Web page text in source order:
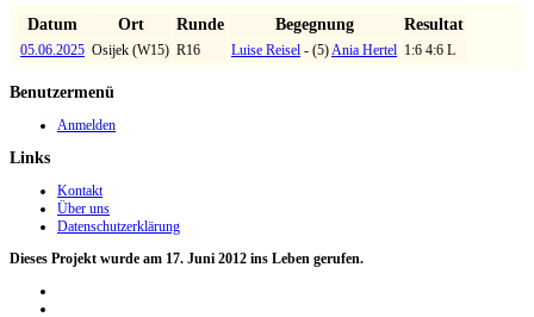
Datum Ort Runde Begegnung Resultat
05.06.2025 Osijek (W15) R16 Luise Reisel - (5)Ania Hertel 1:6 4:6 L
Benutzermenü
Anmelden
Links
Kontakt
Über uns
Datenschutzerklärung
Dieses Projekt wurde am 17. Juni 2012 ins Leben gerufen.